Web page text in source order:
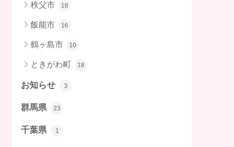
秩父市 18
飯能市 16
鶴ヶ島市 10
ときがわ町 18
お知らせ 3
群馬県 23
千葉県 1